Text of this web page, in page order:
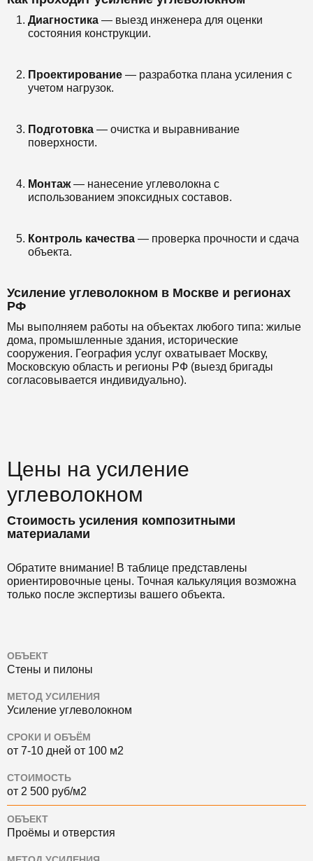
Диагностика — выезд инженера для оценки
состояния конструкции.
Проектирование — разработка плана усиления с
учетом нагрузок.
Подготовка — очистка и выравнивание
поверхности.
Монтаж — нанесение углеволокна с
использованием эпоксидных составов.
Контроль качества — проверка прочности и сдача
объекта.
Усиление углеволокном в Москве и регионах
РФ
Мы выполняем работы на объектах любого типа: жилые
дома, промышленные здания, исторические
сооружения. География услуг охватывает Москву,
Московскую область и регионы РФ (выезд бригады
согласовывается индивидуально).
Цены на усиление
углеволокном
Стоимость усиления композитными
материалами
Обратите внимание! В таблице представлены
ориентировочные цены. Точная калькуляция возможна
только после экспертизы вашего объекта.
ОБЪЕКТ
Стены и пилоны
МЕТОД УСИЛЕНИЯ
Усиление углеволокном
СРОКИ И ОБЪЁМ
от 7-10 дней от 100 м2
СТОИМОСТЬ
от 2 500 руб/м2
ОБЪЕКТ
Проёмы и отверстия